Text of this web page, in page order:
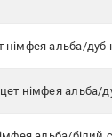
німфея альба/дуб
німфея альба/